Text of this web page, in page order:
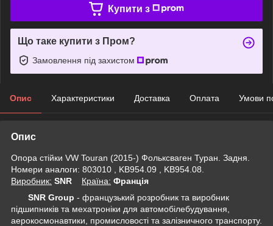
Купити з
Що таке купити з Пром?
Замовлення під захистом
Опис Характеристики Доставка Оплата Умови
Опис
Опора стійки VW Touran (2015-) Фольксваген Туран. Задня.
Номери аналоги: 803010 , KB954.09 , KB954.08.
Виробник: SNR Крaїна: Франція
SNR Group - французький розробник та виробник
підшипників та мехатроніки для автомобілебудування,
аерокосмонавтики, промисловості та залізничного транспорту.